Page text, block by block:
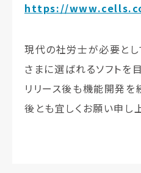
https://
現代の社労士が必要とし
さまに選ばれるソフトを目
リリース後も機能開発を
後とも宜しくお願い申し